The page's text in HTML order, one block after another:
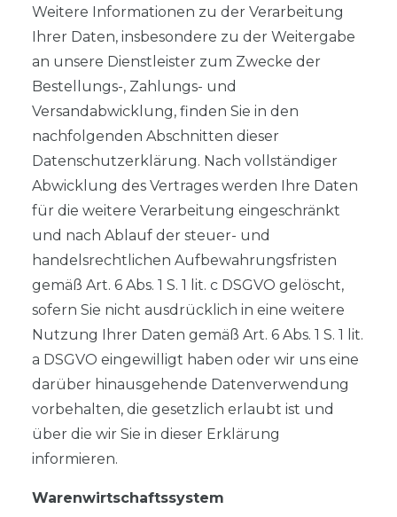
Weitere Informationen zu der Verarbeitung
Ihrer Daten, insbesondere zu der Weitergabe
an unsere Dienstleister zum Zwecke der
Bestellungs-, Zahlungs- und
Versandabwicklung, finden Sie in den
nachfolgenden Abschnitten dieser
Datenschutzerklärung. Nach vollständiger
Abwicklung des Vertrages werden Ihre Daten
für die weitere Verarbeitung eingeschränkt
und nach Ablauf der steuer- und
handelsrechtlichen Aufbewahrungsfristen
gemäß Art. 6 Abs. 1 S. 1 lit. c DSGVO gelöscht,
sofern Sie nicht ausdrücklich in eine weitere
Nutzung Ihrer Daten gemäß Art. 6 Abs. 1 S. 1 lit.
a DSGVO eingewilligt haben oder wir uns eine
darüber hinausgehende Datenverwendung
vorbehalten, die gesetzlich erlaubt ist und
über die wir Sie in dieser Erklärung
informieren.
Warenwirtschaftssystem